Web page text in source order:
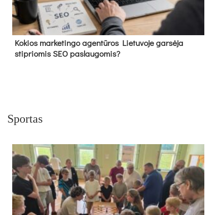
Kokios marketingo agentūros Lietuvoje garsėja
stipriomis SEO paslaugomis?
Sportas